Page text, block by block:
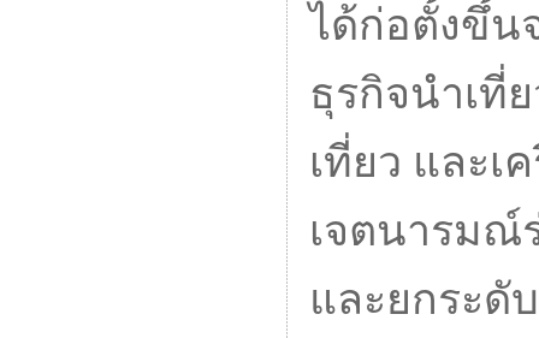
ได้ก่อตั้งขึ้น
ธุรกิจนำเที่
เที่ยว และเ
เจตนารมณ์
และยกระดั